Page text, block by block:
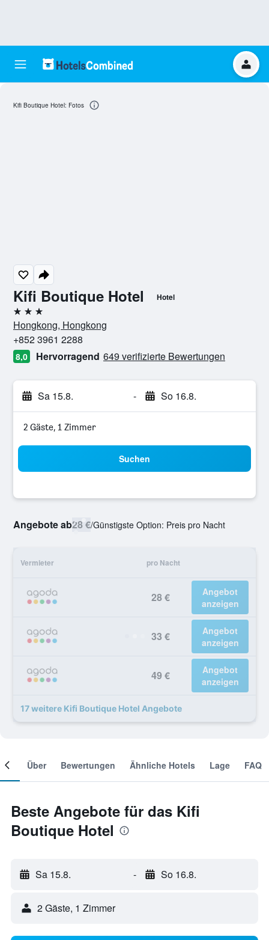
Kifi Boutique Hotel Hotel
3 Sterne
Hongkong, Hongkong
+852 3961 2288
8,0 Hervorragend 649 verifizierte Bewertungen
Sa 15.8. - So 16.8.
2 Gäste, 1 Zimmer
Suchen
Angebote ab28 €/Günstigste Option: Preis pro Nacht
Vermieter pro Nacht
28 €
Angebot
anzeigen
33 €
Angebot
anzeigen
49 €
Angebot
anzeigen
17 weitere Kifi Boutique Hotel Angebote
Kifi Boutique Hotel: Fotos
Über Bewertungen Ähnliche Hotels Lage FAQ
Beste Angebote für das Kifi
Boutique Hotel
Sa 15.8. - So 16.8.
2 Gäste, 1 Zimmer